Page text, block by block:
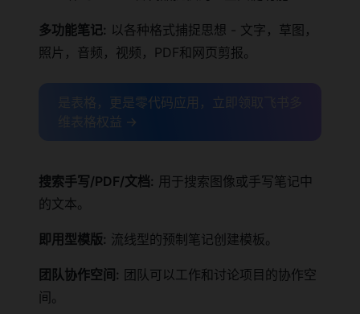
多功能笔记: 以各种格式捕捉思想 - 文字，草图，
照片，音频，视频，PDF和网页剪报。
是表格，更是零代码应用，立即领取飞书多
维表格权益 →
搜索手写/PDF/文档: 用于搜索图像或手写笔记中
的文本。
即用型模版: 流线型的预制笔记创建模板。
团队协作空间: 团队可以工作和讨论项目的协作空
间。